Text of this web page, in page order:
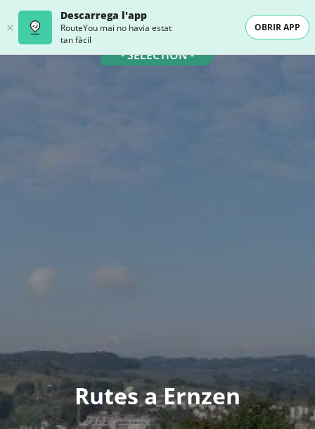
Descarrega l'app
RouteYou mai no havia estat
tan fàcil
OBRIR APP
- SELECTION -
Rutes a Ernzen